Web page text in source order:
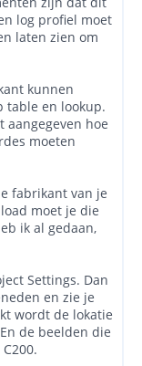
log profiel moet
laten zien om
kunnen
table en lookup.
aangegeven hoe
moeten
fabrikant van je
moet je die
ik al gedaan,
Settings. Dan
en zie je
wordt de lokatie
de beelden die